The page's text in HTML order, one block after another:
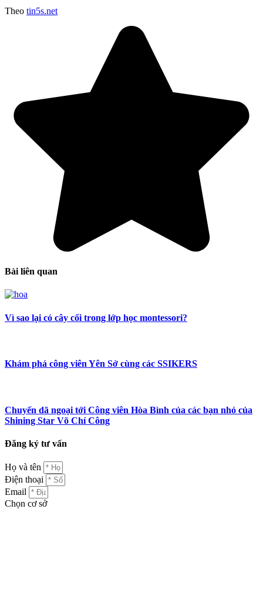
Theo tin5s.net
Bài liên quan
Vì sao lại có cây cối trong lớp học montessori?
Khám phá công viên Yên Sở cùng các SSIKERS
Chuyến dã ngoại tới Công viên Hòa Bình của các bạn nhỏ của
Shining Star Võ Chí Công
Đăng ký tư vấn
Họ và tên
Điện thoại
Email
Chọn cơ sở